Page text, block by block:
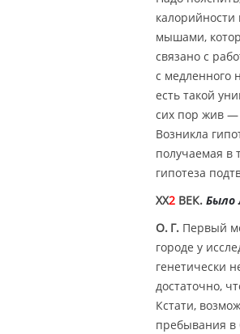
мышами,
связано с
с медленного
есть такой
сих пор жив —
Возникла
получаемая в
гипотеза
XX2 ВЕК. Было
О. Г. Первый
городе у
генетически
достаточно,
Кстати,
пребывания в